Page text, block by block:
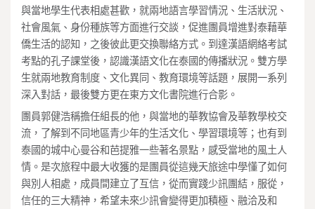
與當地學生代表相處甚歡，就兩地語言學習情況、生活狀況、
社會風氣、身份種族等方面進行交談，促進團員增進對泰藉華
僑生活的認知，之後彼此更交換聯絡方式。到達漢語網絡考試
考點的孔子課堂後，認識漢語文化在泰國的傳播狀況。雙方學
生就兩地教育制度、文化異同、教育環境等話題，展開一系列
深入對話，最後雙方更在東方文化書院進行合影。
團員郭健浩稱擔任組長的他，與當地的華教協會及華教學校交
流，了解到不同地區青少年的生活文化、學習環境等；也有到
泰國的城中心曼谷和芭提雅一些著名景點，感受當地的風土人
情。是次旅程中最大收獲的是團員從這幾天旅途中學懂了如何
與別人相處，成員間建立了互信，從而實踐少訊團結，服從，
信任的三大精神，希望未來少訊會變得更加積極、融洽及和